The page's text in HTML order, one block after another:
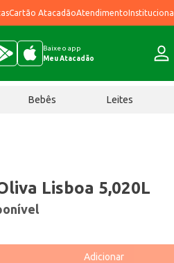
Cartão AtacadãoAtendimentoInstitucional
Baixe o app
Meu Atacadão
Bebês Leites
Lisboa 5,020L
Adicionar